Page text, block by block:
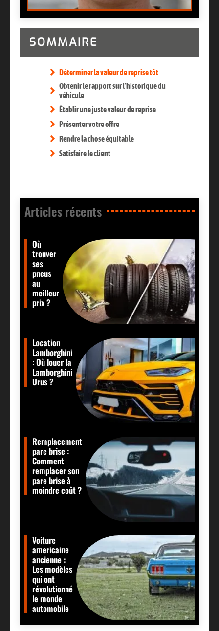
SOMMAIRE
Déterminer la valeur de reprise tôt
Obtenir le rapport sur l’historique du
véhicule
Établir une juste valeur de reprise
Présenter votre offre
Rendre la chose équitable
Satisfaire le client
Articles récents​
Où
trouver
ses
pneus
au
meilleur
prix ?
Location
Lamborghini
: Où louer la
Lamborghini
Urus ?
Remplacement
pare brise :
Comment
remplacer son
pare brise à
moindre coût ?
Voiture
americaine
ancienne :
Les modèles
qui ont
révolutionné
le monde
automobile